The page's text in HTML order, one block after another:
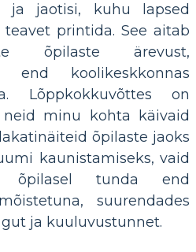
ja jaotisi, kuhu lapsed
printida. See aitab
õpilaste ärevust,
end koolikeskkonnas
Lõppkokkuvõttes on
minu kohta käivaid
õpilaste jaoks
kaunistamiseks, vaid
tunda end
suurendades
ja kuuluvustunnet.